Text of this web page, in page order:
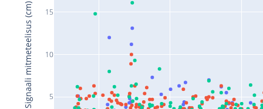
5
10
15
Signaali mitmeteelisus (cm)